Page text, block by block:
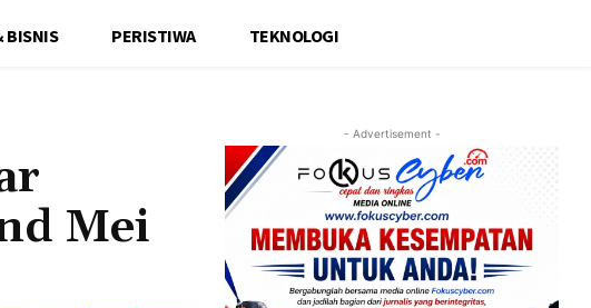
BISNIS PERISTIWA TEKNOLOGI
Mei
- Advertisement -